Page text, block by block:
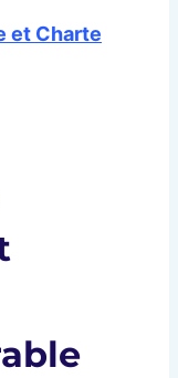
et Charte